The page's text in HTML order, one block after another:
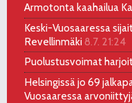
Armotonta kaahailua
Keski-Vuosaaressa
Revellinmäki 8.7. 21:24
Puolustusvoimat
Helsingissä jo 69
Vuosaaressa